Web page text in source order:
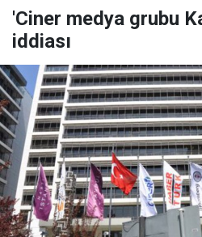
'Ciner medya grubu
iddiası